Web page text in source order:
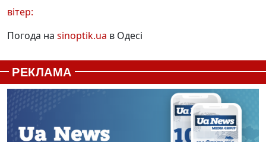
вітер:
Погода на sinoptik.ua в Одесі
РЕКЛАМА